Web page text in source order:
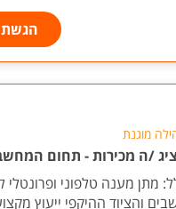
הגשת
מוגנת
/ה מכירות - תחום
מתן מענה טלפוני ופרונטלי
והציוד ההיקפי ייעוץ